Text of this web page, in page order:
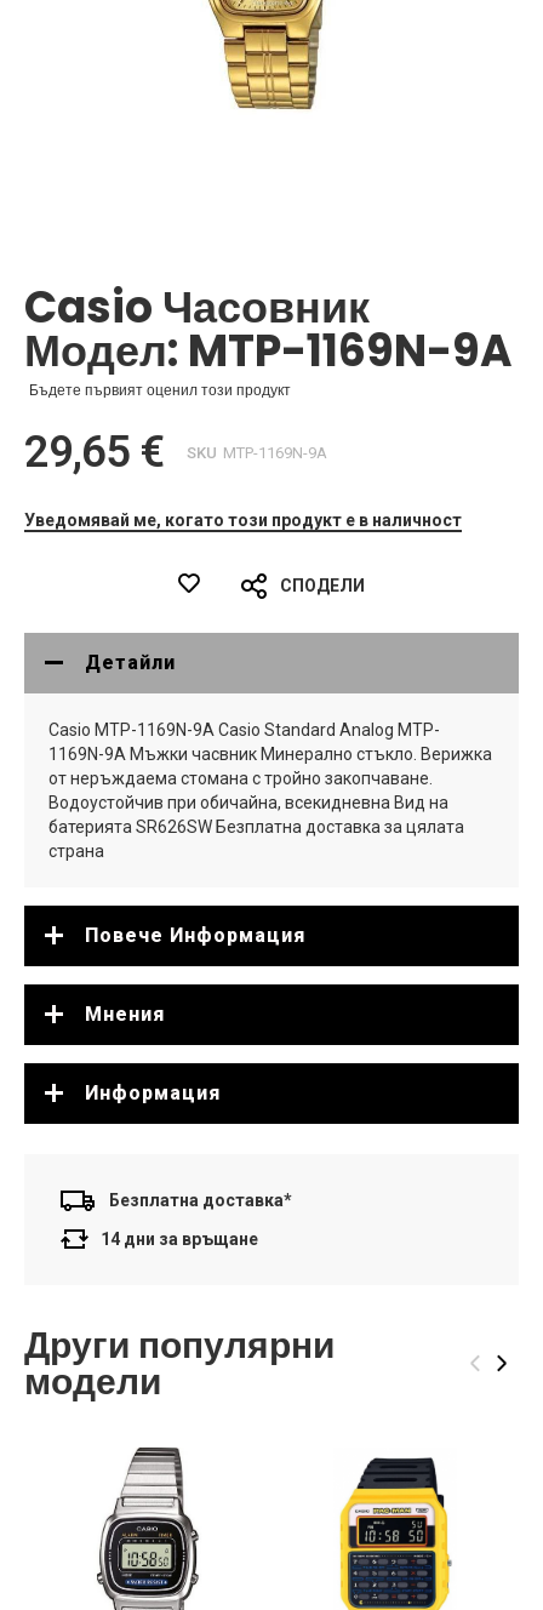
на
галерия
със
снимки
Casio Часовник
Модел: MTP-1169N-9A
Бъдете първият оценил този продукт
29,65 € SKU MTP-1169N-9A
Уведомявай ме, когато този продукт е в наличност
СПОДЕЛИ
Детайли
Casio MTP-1169N-9A Casio Standard Analog MTP-
1169N-9A Мъжки часвник Минерално стъкло. Верижка
от неръждаема стомана с тройно закопчаване.
Водоустойчив при обичайна, всекидневна Вид на
батерията SR626SW Безплатна доставка за цялата
страна
Повече Информация
Мнения
Информация
Безплатна доставка*
14 дни за връщане
Други популярни
модели ‹ ›